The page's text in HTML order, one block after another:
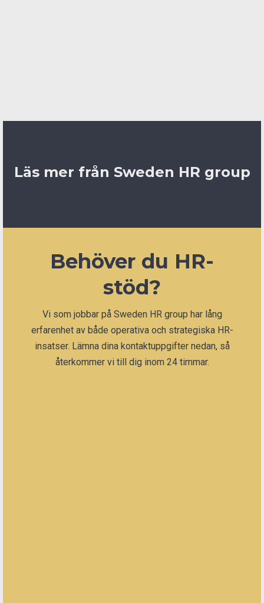
Läs mer från Sweden HR group
Behöver du HR-
stöd?
Vi som jobbar på Sweden HR group har lång
erfarenhet av både operativa och strategiska HR-
insatser. Lämna dina kontaktuppgifter nedan, så
återkommer vi till dig inom 24 timmar.